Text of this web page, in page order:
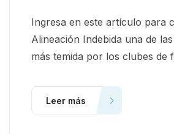
Ingresa en este artículo para
Alineación Indebida una de
más temida por los clubes de
Leer más